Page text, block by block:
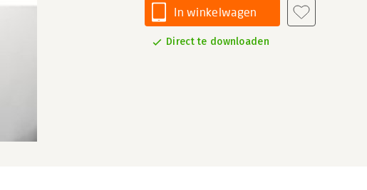
In winkelwagen
Direct te downloaden